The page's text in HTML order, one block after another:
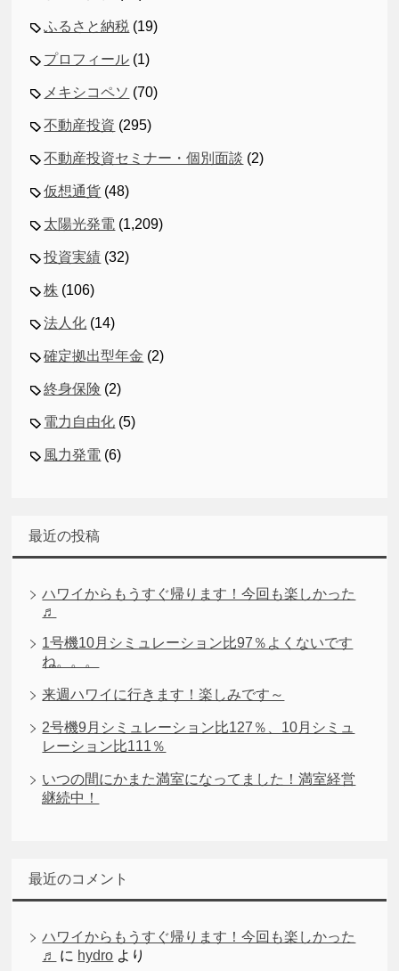
ふるさと納税 (19)
プロフィール (1)
メキシコペソ (70)
不動産投資 (295)
不動産投資セミナー・個別面談 (2)
仮想通貨 (48)
太陽光発電 (1,209)
投資実績 (32)
株 (106)
法人化 (14)
確定拠出型年金 (2)
終身保険 (2)
電力自由化 (5)
風力発電 (6)
最近の投稿
ハワイからもうすぐ帰ります！今回も楽しかった
♬
1号機10月シミュレーション比97％よくないです
ね。。。
来週ハワイに行きます！楽しみです～
2号機9月シミュレーション比127％、10月シミュ
レーション比111％
いつの間にかまた満室になってました！満室経営
継続中！
最近のコメント
ハワイからもうすぐ帰ります！今回も楽しかった
♬
に hydro より